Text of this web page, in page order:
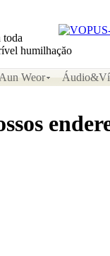
toda
humilhaçăo
Weor